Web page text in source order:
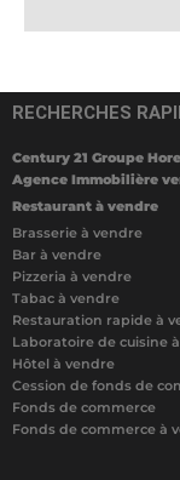
RECHERCHES
Century 21 Groupe
Agence Immobilière
Restaurant à vendre
Brasserie à vendre
Bar à vendre
Pizzeria à vendre
Tabac à vendre
Restauration rapide à
Laboratoire de cuisine
Hôtel à vendre
Cession de fonds de
Fonds de commerce
Fonds de commerce à